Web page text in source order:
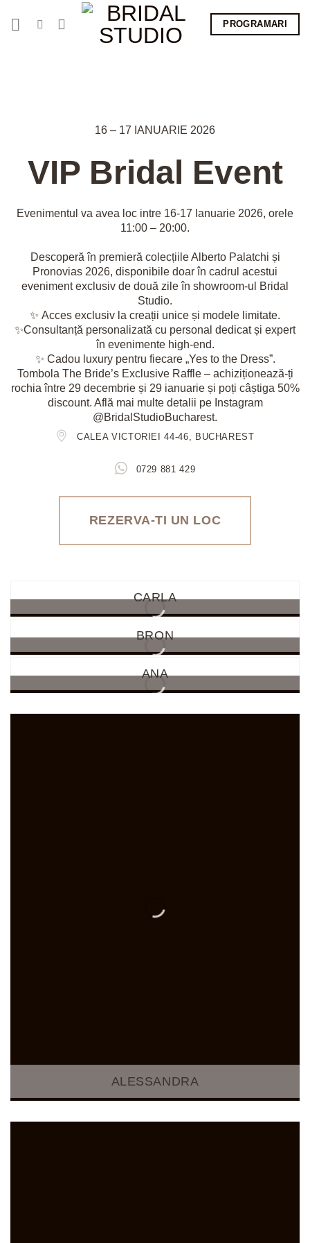
PROGRAMARI
16 – 17 IANUARIE 2026
VIP Bridal Event
Evenimentul va avea loc intre 16-17 Ianuarie 2026, orele
11:00 – 20:00.
Descoperă în premieră colecțiileAlberto Palatchi și
Pronovias 2026, disponibile doar în cadrul acestui
eveniment exclusiv de două zile în showroom-ul Bridal
Studio.
✨ Acces exclusiv la creații unice și modele limitate.
✨Consultanță personalizată cu personal dedicat și expert
în evenimente high-end.
✨ Cadou luxury pentru fiecare „Yes to the Dress”.
Tombola The Bride’s Exclusive Raffle – achiziționează-ți
rochia între 29 decembrie și 29 ianuarie și poți câștiga 50%
discount. Află mai multe detalii pe Instagram
@BridalStudioBucharest.
CALEA VICTORIEI 44-46, BUCHAREST
0729 881 429
REZERVA-TI UN LOC
CARLA
BRON
ANA
ALESSANDRA